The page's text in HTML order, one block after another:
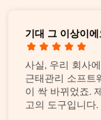
기대 그 이상이
사실, 우리 회사
근태관리 소프트
이 싹 바뀌었죠.
고의 도구입니다